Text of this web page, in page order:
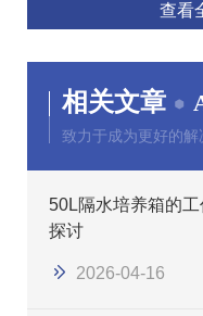
查看
相关文章
致力于成为更好的解
50L隔水培养箱的
探讨
2026-04-16